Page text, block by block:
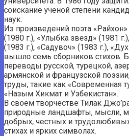
соискание ученой степени
наук.
Из произведений поэта
(1980 г.), «Улыбка звезд» (1981
(1983 г.), «Садувоч» (1983 г.),
вышло семь сборников стихов.
переводы русской, турецкой,
армянской и французской
труды, такие как «Современная
«Назым Хикмат и Узбекистан».
В своем творчестве Тилак
природные ландшафты, мысли,
добрых, честных и
стихах и ярких символах.